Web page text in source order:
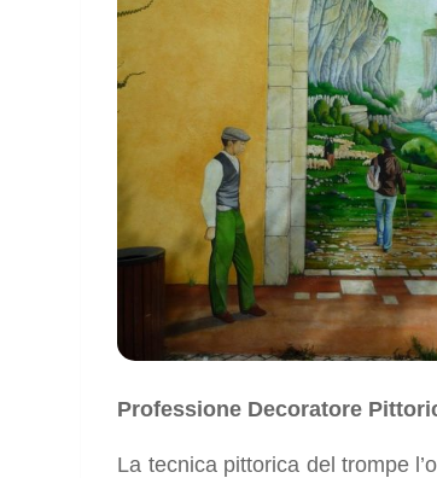
Professione Decoratore
La tecnica pittorica del trompe